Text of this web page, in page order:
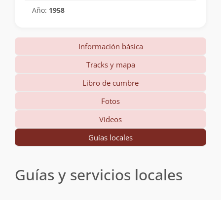
Año: 1958
Información básica
Tracks y mapa
Libro de cumbre
Fotos
Videos
Guías locales
Guías y servicios locales